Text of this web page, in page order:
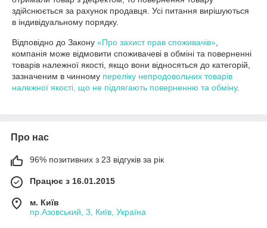
здійснюється за рахунок продавця. Усі питання вирішуються
в індивідуальному порядку.
Відповідно до Закону «Про захист прав споживачів»
компанія може відмовити споживачеві в обміні та поверненні
товарів належної якості, якщо вони відносяться до категорій,
зазначеним в чинному переліку непродовольчих товарів
належної якості, що не підлягають поверненню та обміну.
Про нас
96% позитивних з 23 відгуків за рік
Працює з 16.01.2015
м. Київ
пр.Азовський, 3, Київ, Україна